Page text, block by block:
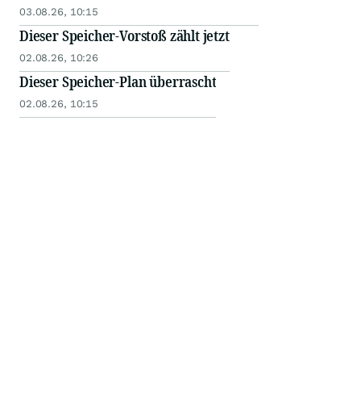
03.08.26, 10:15
Dieser Speicher-Vorstoß zählt jetzt
02.08.26, 10:26
Dieser Speicher-Plan überrascht
02.08.26, 10:15